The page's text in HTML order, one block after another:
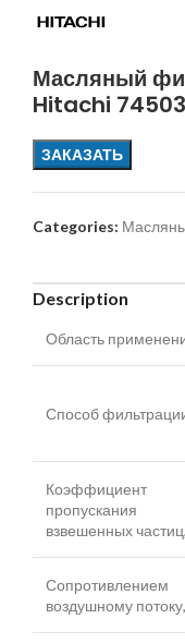
Масляный
Hitachi
ЗАКАЗАТЬ
Categories:
Description
Область
Способ
Коэффициент
пропускания
взвешенных
Сопротивлением
воздушному